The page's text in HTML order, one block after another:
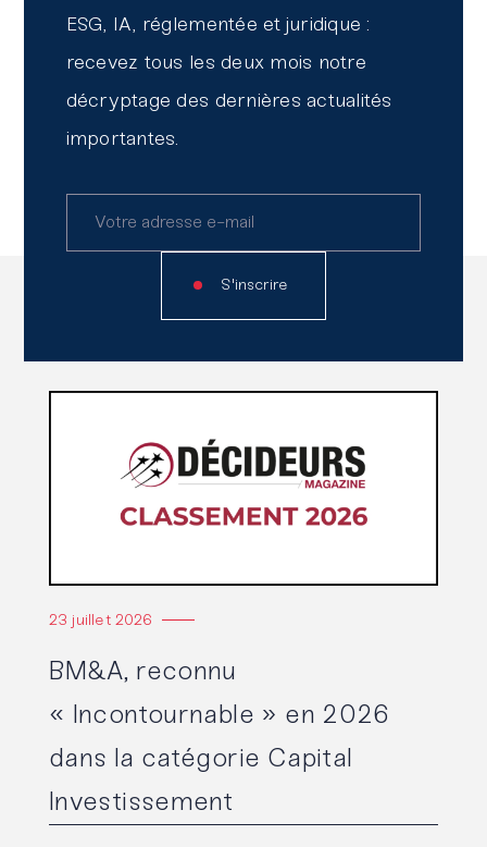
face aux mutations
technologiques : le regard d’Erwan
Lirin (BM&A)
Les Leti Innovation Days 2026
aussi
23 juillet 2026
BM&A, reconnu
« Incontournable » en 2026
dans la catégorie Capital
Investissement
ESG, IA, réglementée et juridique :
recevez tous les deux mois notre
décryptage des dernières actualités
importantes.
S'inscrire